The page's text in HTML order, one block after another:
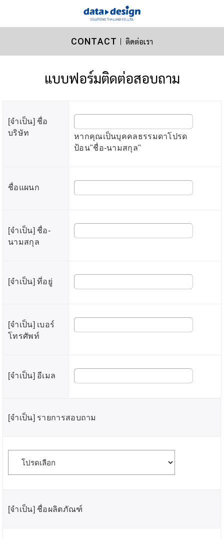
CONTACT ติดต่อเรา
แบบฟอร์มติดต่อสอบถาม
[จำเป็น] ชื่อ
บริษัท
หากคุณเป็นบุคคลธรรมดาโปรด
ป้อน"ชื่อ-นามสกุล"
ชื่อแผนก
[จำเป็น] ชื่อ-
นามสกุล
[จำเป็น] ที่อยู่
[จำเป็น] เบอร์
โทรศัพท์
[จำเป็น] อีเมล
[จำเป็น] รายการสอบถาม
[จำเป็น] ชื่อผลิตภัณฑ์